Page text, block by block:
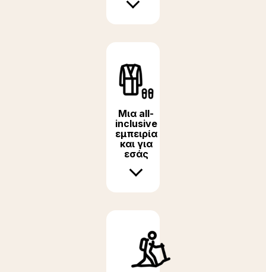
Μια all-
inclusive
εμπειρία
και για
εσάς